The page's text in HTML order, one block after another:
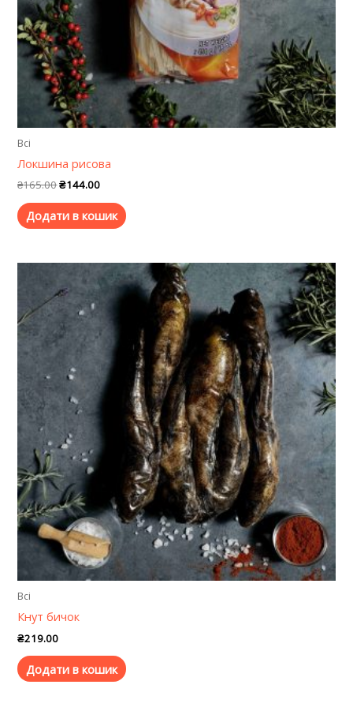
Всі
Локшина рисова
₴165.00₴144.00
Додати в кошик
Всі
Кнут бичок
₴219.00
Додати в кошик